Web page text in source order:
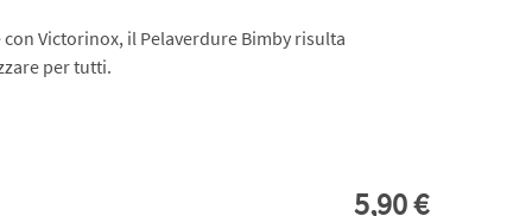
Victorinox, il Pelaverdure Bimby risulta
per tutti.
5,90 €